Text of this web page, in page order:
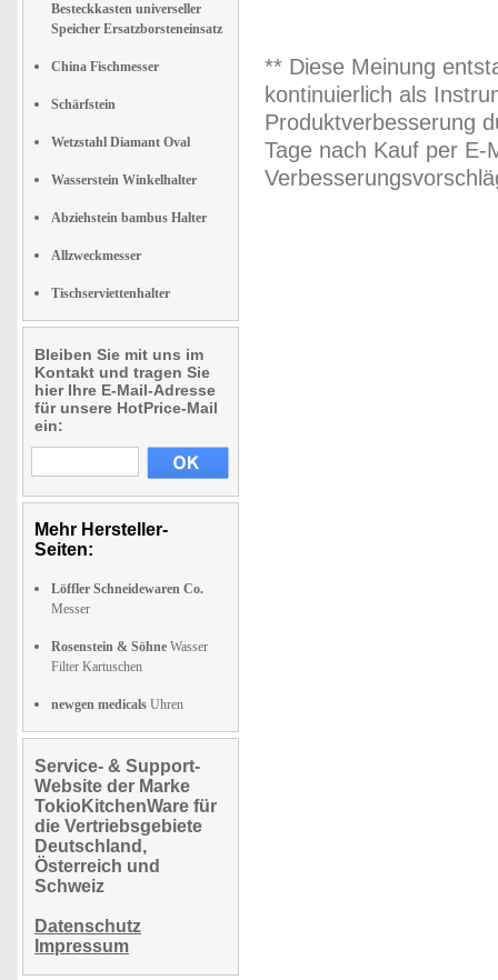
Besteckkasten universeller
Speicher Ersatzborsteneinsatz
China Fischmesser
Schärfstein
Wetzstahl Diamant Oval
Wasserstein Winkelhalter
Abziehstein bambus Halter
Allzweckmesser
Tischserviettenhalter
Bleiben Sie mit uns im
Kontakt und tragen Sie
hier Ihre E-Mail-Adresse
für unsere HotPrice-Mail
ein:
Mehr Hersteller-
Seiten:
Löffler Schneidewaren Co.
Messer
Rosenstein & Söhne Wasser
Filter Kartuschen
newgen medicals Uhren
Service- & Support-
Website der Marke
TokioKitchenWare für
die Vertriebsgebiete
Deutschland,
Österreich und
Schweiz
Datenschutz
Impressum
** Diese Meinung
kontinuierlich als
Produktverbesserung
Tage nach Kauf per E-